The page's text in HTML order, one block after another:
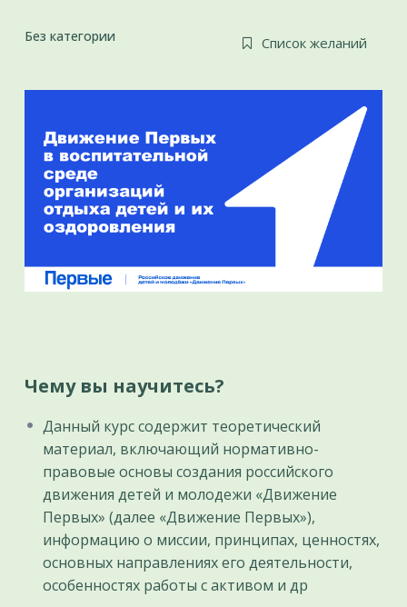
Без категории Список желаний
Чему вы научитесь?
Данный курс содержит теоретический
материал, включающий нормативно-
правовые основы создания российского
движения детей и молодежи «Движение
Первых» (далее «Движение Первых»),
информацию о миссии, принципах, ценностях,
основных направлениях его деятельности,
особенностях работы с активом и др